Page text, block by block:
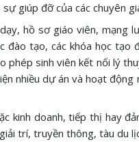
giúp đỡ của các chuyên
hồ sơ giáo viên, mạng
tạo, các khóa học tạo
sinh viên kết nối lý
nhiều dự án và hoạt
kinh doanh, tiếp thị hay
trí, truyền thông, tàu du